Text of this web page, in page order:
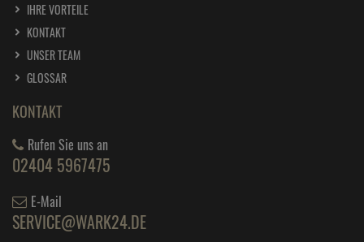
IHRE VORTEILE
KONTAKT
UNSER TEAM
GLOSSAR
KONTAKT
Rufen Sie uns an
02404 5967475
E-Mail
SERVICE@WARK24.DE